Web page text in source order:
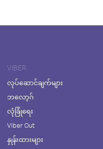
VIBER
လုပ်ဆောင်ချက်များ
ဘလော့ဂ်
လုံခြုံရေး
Viber Out
နှုန်းထားများ